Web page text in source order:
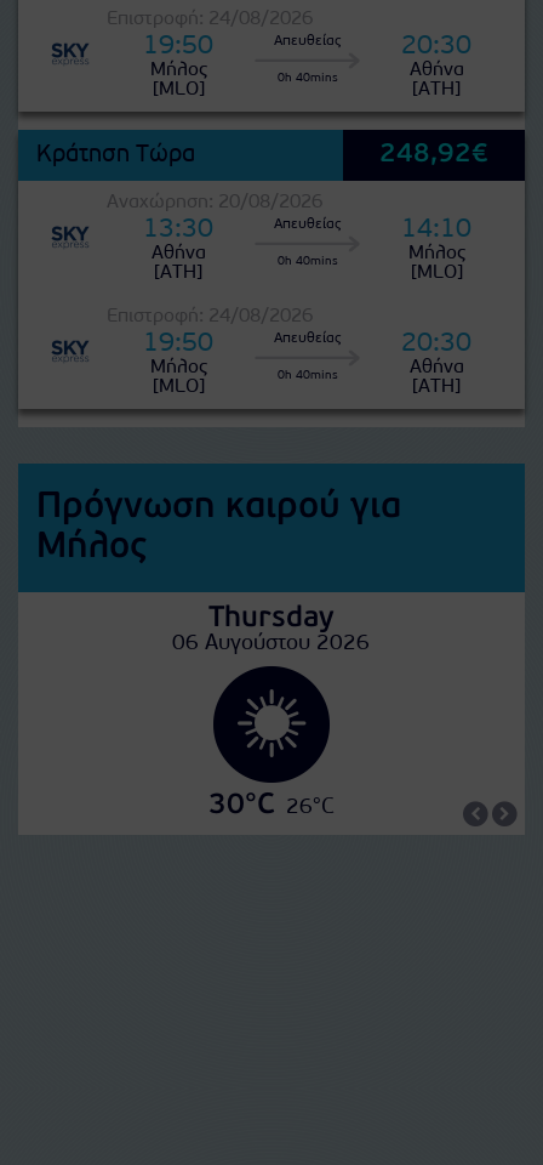
Επιστροφή: 24/08/2026
19:50
Μήλος
[MLO]
Απευθείας
0h 40mins
20:30
Αθήνα
[ATH]
Κράτηση Τώρα 248,92€
Αναχώρηση: 20/08/2026
13:30
Αθήνα
[ATH]
Απευθείας
0h 40mins
14:10
Μήλος
[MLO]
Επιστροφή: 24/08/2026
19:50
Μήλος
[MLO]
Απευθείας
0h 40mins
20:30
Αθήνα
[ATH]
Πρόγνωση καιρού για
Μήλος
Thursday
06 Αυγούστου 2026
30°C 26°C